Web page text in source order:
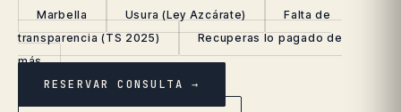
Marbella Usura (Ley Azcárate)
Falta de
transparencia (TS 2025)
Recuperas lo pagado de
más
RESERVAR CONSULTA →